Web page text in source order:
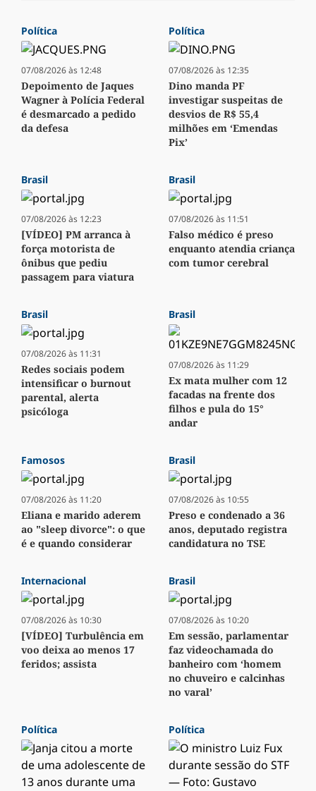
Política
07/08/2026 às 12:48
Depoimento de Jaques
Wagner à Polícia Federal
é desmarcado a pedido
da defesa
Política
07/08/2026 às 12:35
Dino manda PF
investigar suspeitas de
desvios de R$ 55,4
milhões em ‘Emendas
Pix’
Brasil
07/08/2026 às 12:23
[VÍDEO] PM arranca à
força motorista de
ônibus que pediu
passagem para viatura
Brasil
07/08/2026 às 11:51
Falso médico é preso
enquanto atendia criança
com tumor cerebral
Brasil
07/08/2026 às 11:31
Redes sociais podem
intensificar o burnout
parental, alerta
psicóloga
Brasil
07/08/2026 às 11:29
Ex mata mulher com 12
facadas na frente dos
filhos e pula do 15°
andar
Famosos
07/08/2026 às 11:20
Eliana e marido aderem
ao "sleep divorce": o que
é e quando considerar
Brasil
07/08/2026 às 10:55
Preso e condenado a 36
anos, deputado registra
candidatura no TSE
Internacional
07/08/2026 às 10:30
[VÍDEO] Turbulência em
voo deixa ao menos 17
feridos; assista
Brasil
07/08/2026 às 10:20
Em sessão, parlamentar
faz videochamada do
banheiro com ‘homem
no chuveiro e calcinhas
no varal’
Política Política